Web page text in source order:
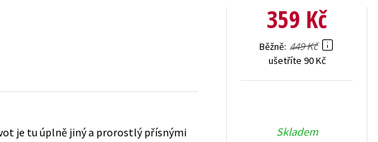
je tu úplně jiný a prorostlý přísnými
359 Kč
Běžně 449 Kč
ušetříte 90 Kč
Skladem